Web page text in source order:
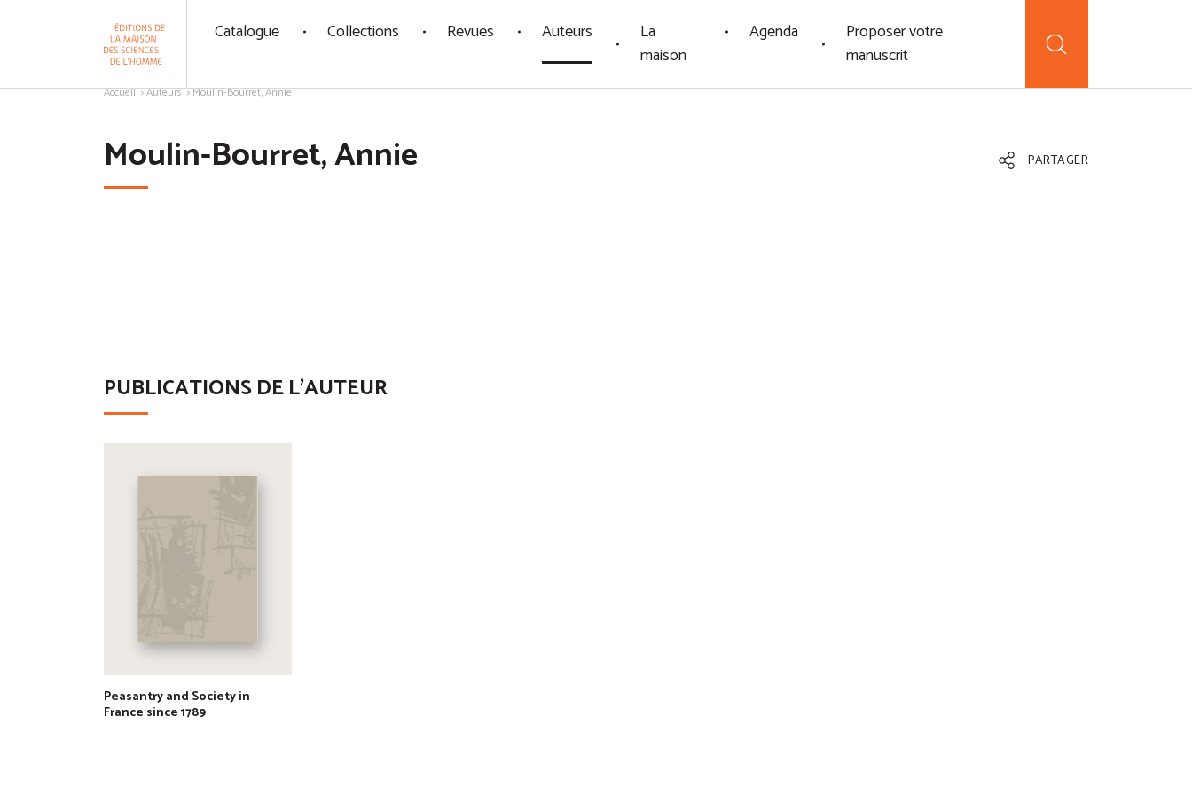
Catalogue Collections Revues Auteurs
La
maison
Agenda
Proposer votre
manuscrit
Accueil Auteurs Moulin-Bourret, Annie
Moulin-Bourret, Annie PARTAGER
PUBLICATIONS DE L'AUTEUR
Peasantry and Society in
France since 1789